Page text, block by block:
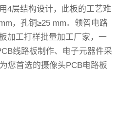
4层结构设计，此板的工艺难
，孔铜≥25 mm。领智电路
加工打样批量加工厂家，一
线路板制作、电子元器件采
您首选的摄像头PCB电路板